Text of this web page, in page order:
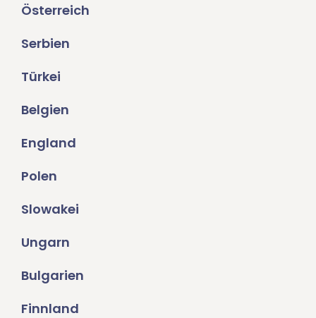
Österreich
Serbien
Türkei
Belgien
England
Polen
Slowakei
Ungarn
Bulgarien
Finnland